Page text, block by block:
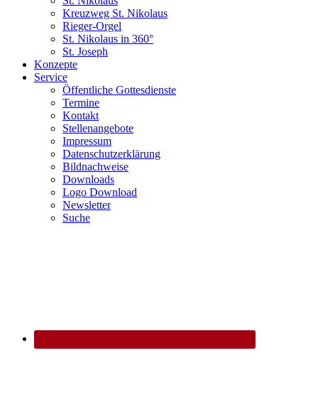
Kreuzweg St. Nikolaus
Rieger-Orgel
St. Nikolaus in 360°
St. Joseph
Konzepte
Service
Öffentliche Gottesdienste
Termine
Kontakt
Stellenangebote
Impressum
Datenschutzerklärung
Bildnachweise
Downloads
Logo Download
Newsletter
Suche